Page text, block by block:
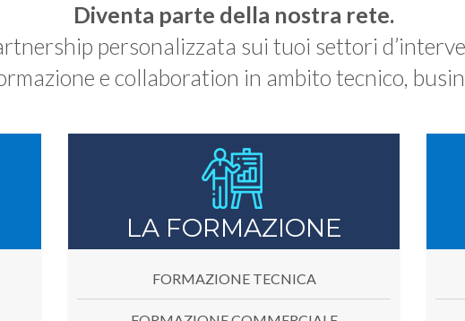
Diventa parte della nostra rete.
personalizzata sui tuoi settori
e collaboration in ambito tecnico,
LA FORMAZIONE
FORMAZIONE TECNICA